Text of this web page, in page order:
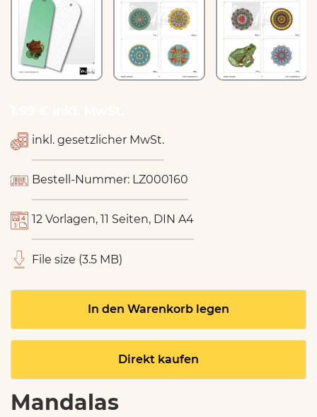
inkl. gesetzlicher MwSt.
Bestell-Nummer: LZ000160
12 Vorlagen, 11 Seiten, DIN A4
File size (3.5 MB)
In den Warenkorb legen
Direkt kaufen
Mandalas